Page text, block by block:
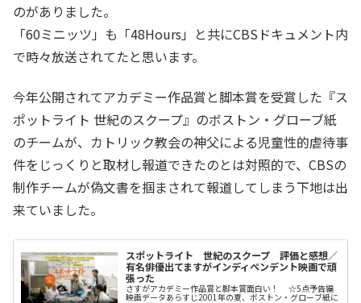
のがありました。
「60ミニッツ」も「48Hours」と共にCBSドキュメント内
で時々放送されてたと思います。
今年公開されてアカデミー作品賞と脚本賞を受賞した『ス
ポットライト 世紀のスクープ』のボストン・グローブ紙
のチームが、カトリック教会の神父による児童性的虐待事
件をじっくりと取材し報道できたのとは対照的で、CBSの
制作チームが偽文書を掴まされて報道してしまう下地は出
来ていました。
スポットライト 世紀のスクープ 評価と感想／
有名俳優出てますがインディペンデント映画で頑
張った
さすがアカデミー作品賞と脚本賞面白い！ ☆5点予告編
映画データあらすじ2001年の夏、ボストン・グローブ紙に